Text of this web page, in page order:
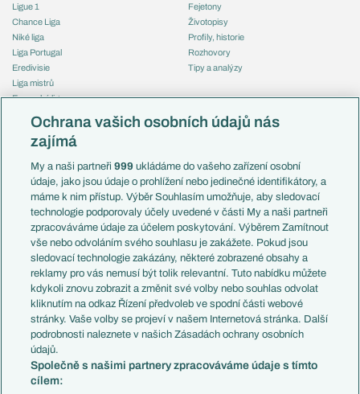
Ligue 1
Chance Liga
Niké liga
Liga Portugal
Eredivisie
Liga mistrů
Evropská liga
Mistrovství světa
Liga národů
Témata
Představení týmů MS
EuroSkauting
PL v kostce
Evropské koeficienty
Přestupy
Přestupové spekulace
Zranění
Kluby
Arsenal FC
Chelsea FC
Manchester United
AC Milán
Fejetony
Životopisy
Profily, historie
Rozhovory
Tipy a analýzy
Česko
Francie
Itálie
Německo
Španělsko
Argentina
Brazílie
Přestupy
Zápasy
Livescore
Tipovací soutěž
Ochrana vašich osobních údajů nás
zajímá
My a naši partneři999 ukládáme do vašeho zařízení osobní
údaje, jako jsou údaje o prohlížení nebo jedinečné identifikátory, a
máme k nim přístup. Výběr Souhlasím umožňuje, aby sledovací
technologie podporovaly účely uvedené v části My a naši partneři
zpracováváme údaje za účelem poskytování. Výběrem Zamítnout
vše nebo odvoláním svého souhlasu je zakážete. Pokud jsou
sledovací technologie zakázány, některé zobrazené obsahy a
reklamy pro vás nemusí být tolik relevantní. Tuto nabídku můžete
kdykoli znovu zobrazit a změnit své volby nebo souhlas odvolat
kliknutím na odkaz Řízení předvoleb ve spodní části webové
stránky. Vaše volby se projeví v našem Internetová stránka. Další
podrobnosti naleznete v našich Zásadách ochrany osobních
údajů.
Společně s našimi partnery zpracováváme údaje s tímto
cílem: